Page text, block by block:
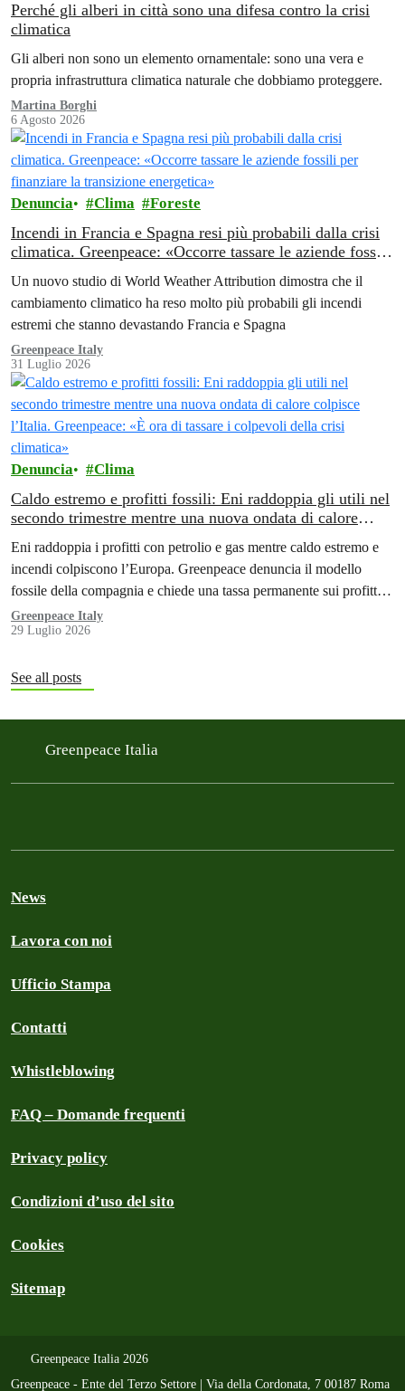
Perché gli alberi in città sono una difesa contro la crisi
climatica
Gli alberi non sono un elemento ornamentale: sono una vera e
propria infrastruttura climatica naturale che dobbiamo proteggere.
Martina Borghi
6 Agosto 2026
Denuncia Clima Foreste
Incendi in Francia e Spagna resi più probabili dalla crisi
climatica. Greenpeace: «Occorre tassare le aziende fossili
Un nuovo studio di World Weather Attribution dimostra che il
cambiamento climatico ha reso molto più probabili gli incendi
estremi che stanno devastando Francia e Spagna
Greenpeace Italy
31 Luglio 2026
Denuncia Clima
Caldo estremo e profitti fossili: Eni raddoppia gli utili nel
secondo trimestre mentre una nuova ondata di calore
della crisi climatica»
Eni raddoppia i profitti con petrolio e gas mentre caldo estremo e
incendi colpiscono l’Europa. Greenpeace denuncia il modello
fossile della compagnia e chiede una tassa permanente sui profitti
delle aziende fossili
Greenpeace Italy
29 Luglio 2026
See all posts
Greenpeace Italia
News
Lavora con noi
Ufficio Stampa
Contatti
Whistleblowing
FAQ – Domande frequenti
Privacy policy
Condizioni d’uso del sito
Cookies
Sitemap
Greenpeace Italia 2026
Greenpeace - Ente del Terzo Settore | Via della Cordonata, 7 00187 Roma